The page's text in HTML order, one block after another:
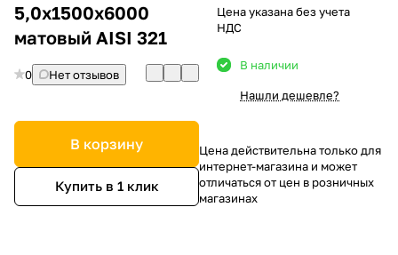
5,0х1500х6000
матовый AISI 321
0 Нет отзывов
В корзину
Купить в 1 клик
Цена указана без учета
НДС
В наличии
Нашли дешевле?
Цена действительна только для
интернет-магазина и может
отличаться от цен в розничных
магазинах